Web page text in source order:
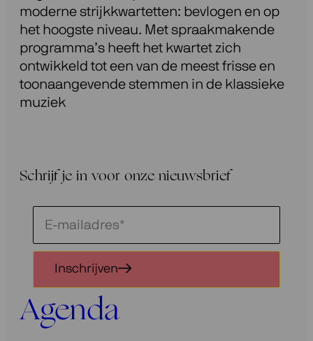
moderne strijkkwartetten: bevlogen en op
het hoogste niveau. Met spraakmakende
programma’s heeft het kwartet zich
ontwikkeld tot een van de meest frisse en
toonaangevende stemmen in de klassieke
muziek
Schrijf je in voor onze nieuwsbrief
Schrijf
je
voor
onze
nieuwsbrief
Inschrijven
Agenda